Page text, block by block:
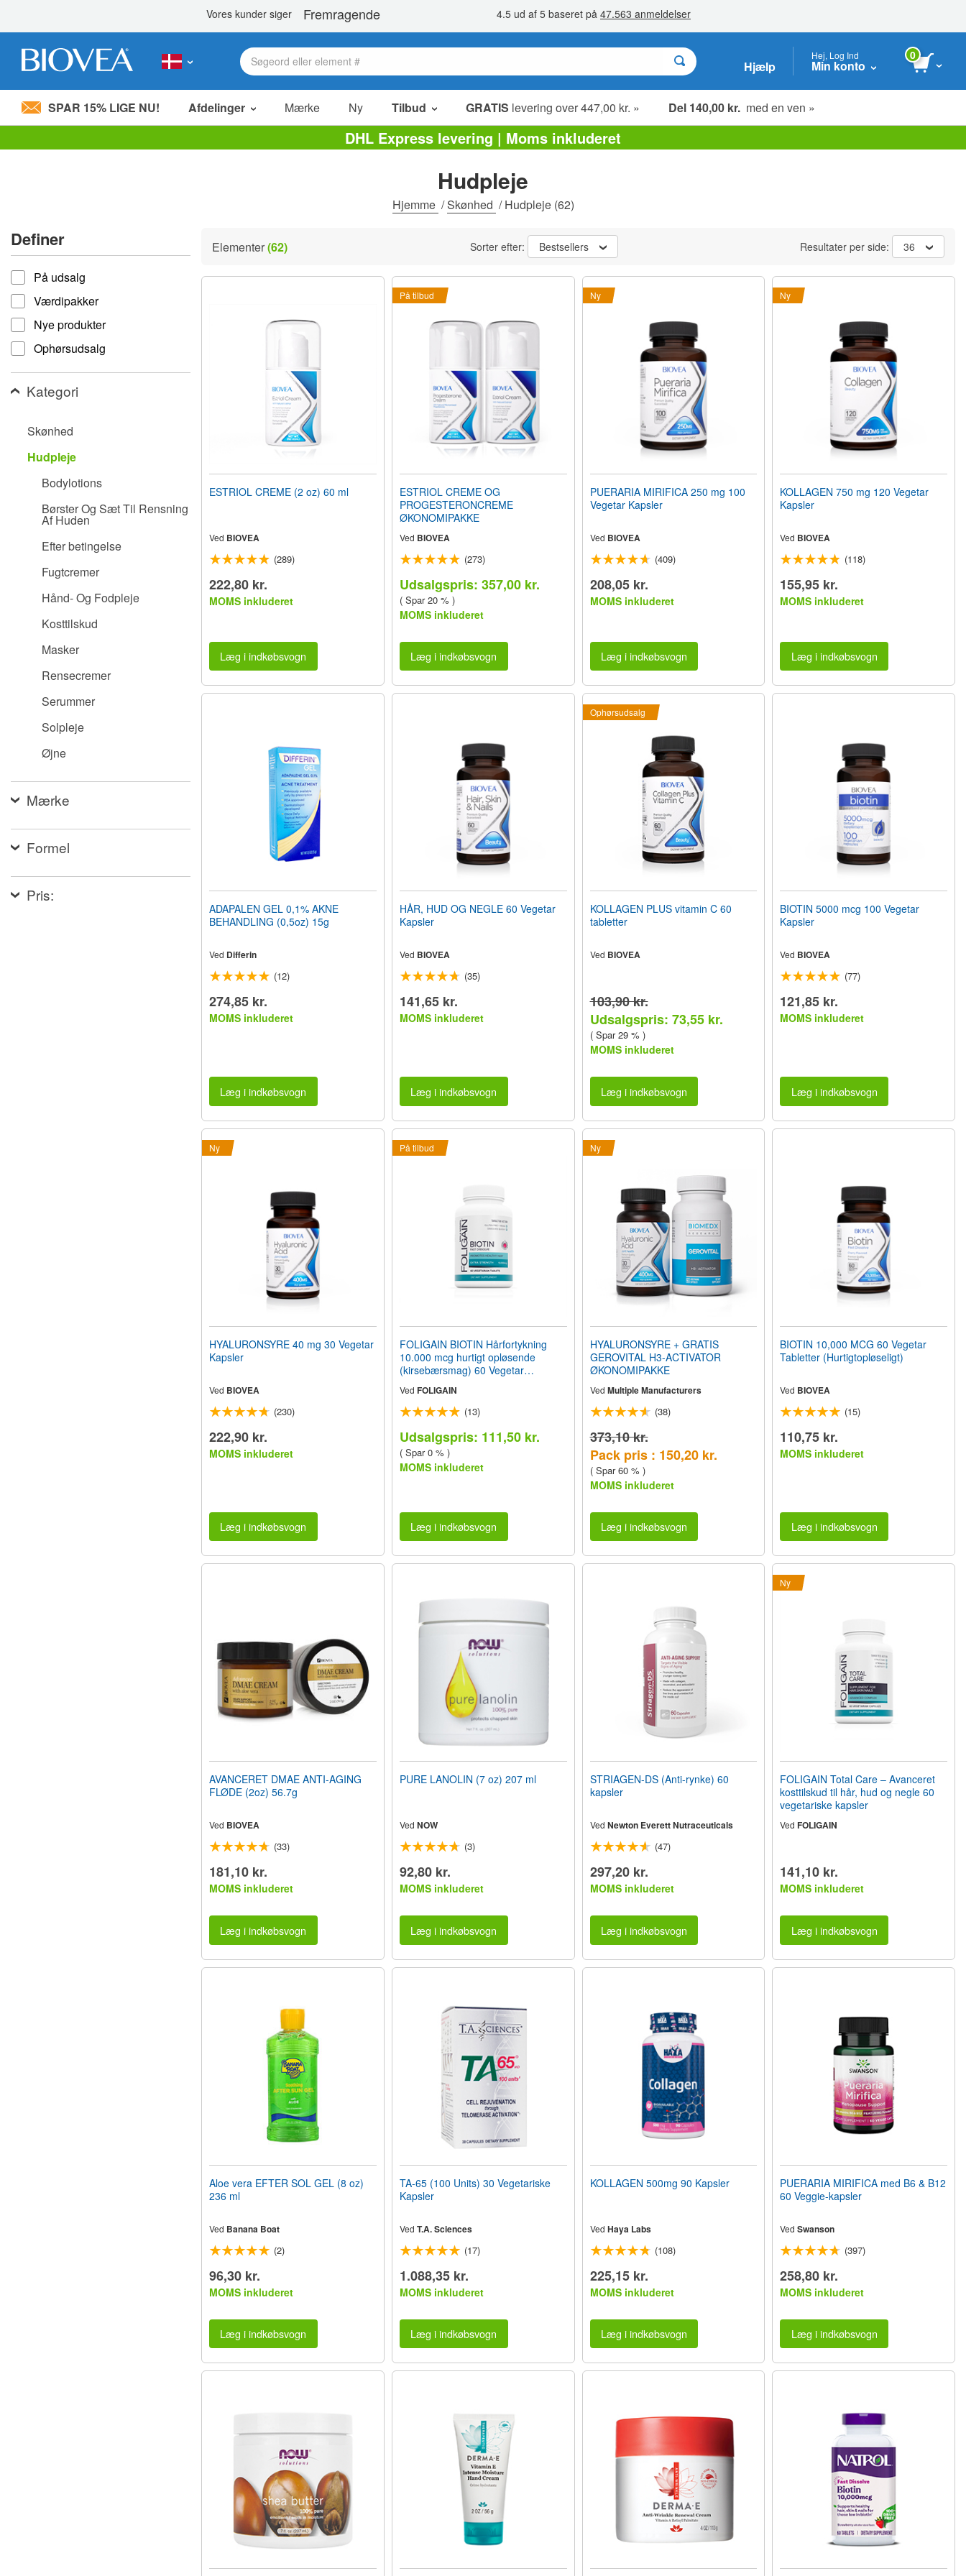
Bemærk:
Control-
F11
for
justere
hjemmesiden
synshandicappede,
der
bruger
skærmlæser;
Control-
tilgængelighedsmenu.
Hjælp
Hej, Log Ind
Min konto
0
SPAR 15% LIGE NU! Afdelinger Mærke Ny Tilbud GRATIS levering over 447,00 kr. » Del 140,00 kr. med en ven »
Salg poster
Værdipakker
Ophørsudsalg
DHL Express levering | Moms inkluderet
Hudpleje
Hjemme /Skønhed /Hudpleje(62)
Definer
Definer
På udsalg
Værdipakker
Nye produkter
Ophørsudsalg
Kategori
Skønhed
Hudpleje
Bodylotions
Børster Og Sæt Til Rensning
Af Huden
Efter betingelse
Fugtcremer
Hånd- Og Fodpleje
Kosttilskud
Masker
Rensecremer
Serummer
Solpleje
Øjne
Mærke
Formel
Pris:
Elementer(62) Sorter efter: Bestsellers Resultater per side: 36
ESTRIOL CREME (2 oz) 60 ml
Ved BIOVEA
(289)
222,80 kr.
MOMS inkluderet
Læg i indkøbsvogn
På tilbud
ESTRIOL CREME OG
PROGESTERONCREME
ØKONOMIPAKKE
Ved BIOVEA
(273)
Udsalgspris: 357,00 kr.
( Spar 20 % )
MOMS inkluderet
Læg i indkøbsvogn
Ny
PUERARIA MIRIFICA 250 mg 100
Vegetar Kapsler
Ved BIOVEA
(409)
208,05 kr.
MOMS inkluderet
Læg i indkøbsvogn
Ny
KOLLAGEN 750 mg 120 Vegetar
Kapsler
Ved BIOVEA
(118)
155,95 kr.
MOMS inkluderet
Læg i indkøbsvogn
ADAPALEN GEL 0,1% AKNE
BEHANDLING (0,5oz) 15g
Ved Differin
(12)
274,85 kr.
MOMS inkluderet
Læg i indkøbsvogn
HÅR, HUD OG NEGLE 60 Vegetar
Kapsler
Ved BIOVEA
(35)
141,65 kr.
MOMS inkluderet
Læg i indkøbsvogn
Ophørsudsalg
KOLLAGEN PLUS vitamin C 60
tabletter
Ved BIOVEA
103,90 kr.
Udsalgspris: 73,55 kr.
( Spar 29 % )
MOMS inkluderet
Læg i indkøbsvogn
BIOTIN 5000 mcg 100 Vegetar
Kapsler
Ved BIOVEA
(77)
121,85 kr.
MOMS inkluderet
Læg i indkøbsvogn
Ny
HYALURONSYRE 40 mg 30 Vegetar
Kapsler
Ved BIOVEA
(230)
222,90 kr.
MOMS inkluderet
Læg i indkøbsvogn
På tilbud
FOLIGAIN BIOTIN Hårfortykning
10.000 mcg hurtigt opløsende
(kirsebærsmag) 60 Vegetar
Ved FOLIGAIN
(13)
Udsalgspris: 111,50 kr.
( Spar 0 % )
MOMS inkluderet
Læg i indkøbsvogn
Ny
HYALURONSYRE + GRATIS
GEROVITAL H3-ACTIVATOR
ØKONOMIPAKKE
Ved Multiple Manufacturers
(38)
373,10 kr.
Pack pris : 150,20 kr.
( Spar 60 % )
MOMS inkluderet
Læg i indkøbsvogn
BIOTIN 10,000 MCG 60 Vegetar
Tabletter (Hurtigtopløseligt)
Ved BIOVEA
(15)
110,75 kr.
MOMS inkluderet
Læg i indkøbsvogn
AVANCERET DMAE ANTI-AGING
FLØDE (2oz) 56.7g
Ved BIOVEA
(33)
181,10 kr.
MOMS inkluderet
Læg i indkøbsvogn
PURE LANOLIN (7 oz) 207 ml
Ved NOW
(3)
92,80 kr.
MOMS inkluderet
Læg i indkøbsvogn
STRIAGEN-DS (Anti-rynke) 60
kapsler
Ved Newton Everett Nutraceuticals
(47)
297,20 kr.
MOMS inkluderet
Læg i indkøbsvogn
Ny
FOLIGAIN Total Care – Avanceret
kosttilskud til hår, hud og negle 60
vegetariske kapsler
Ved FOLIGAIN
141,10 kr.
MOMS inkluderet
Læg i indkøbsvogn
Aloe vera EFTER SOL GEL (8 oz)
236 ml
Ved Banana Boat
(2)
96,30 kr.
MOMS inkluderet
Læg i indkøbsvogn
TA-65 (100 Units) 30 Vegetariske
Kapsler
Ved T.A. Sciences
(17)
1.088,35 kr.
MOMS inkluderet
Læg i indkøbsvogn
KOLLAGEN 500mg 90 Kapsler
Ved Haya Labs
(108)
225,15 kr.
MOMS inkluderet
Læg i indkøbsvogn
PUERARIA MIRIFICA med B6 & B12
60 Veggie-kapsler
Ved Swanson
(397)
258,80 kr.
MOMS inkluderet
Læg i indkøbsvogn